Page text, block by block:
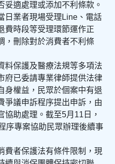
妥適處理或添加不利條款。
日業者現場受理Line、電話
費時段等受理環節運作正
，刪除對於消費者不利條
料保護及醫療法規等多項法
府已委請專業律師提供法律
身權益，民眾於個案中有退
爭議申訴程序提出申訴，由
協助處理。截至5月11日，
序專案協助民眾辦理後續事
費者保護法有條件限制，現